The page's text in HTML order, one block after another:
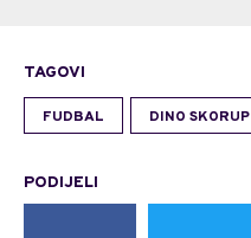
TAGOVI
FUDBAL DINO SKORUP
PODIJELI